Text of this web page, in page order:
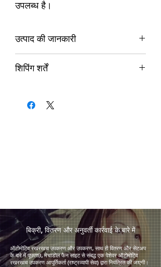
उपलब्ध है।
उत्पाद की जानकारी
(सामग्री यादृच्छिक हैं)
शिपिंग शर्तें
यह सामान गोदाम से पहुंचाया जाता है। भुगतान
​बिक्री, वितरण और अनुवर्ती कार्रवाई के बारे में
ऑटोमोटिव रखरखाव उपकरण और उपकरण, साथ ही वितरण और सेटअप
के बारे में पूछताछ, मेचाडोल फैन साइट से संबद्ध एक पेशेवर ऑटोमोटिव
रखरखाव उपकरण आपूर्तिकर्ता (राष्ट्रव्यापी सेवा) द्वारा नियंत्रित की जाएगी।